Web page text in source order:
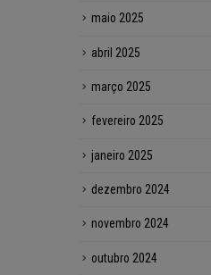
maio 2025
abril 2025
março 2025
fevereiro 2025
janeiro 2025
dezembro 2024
novembro 2024
outubro 2024